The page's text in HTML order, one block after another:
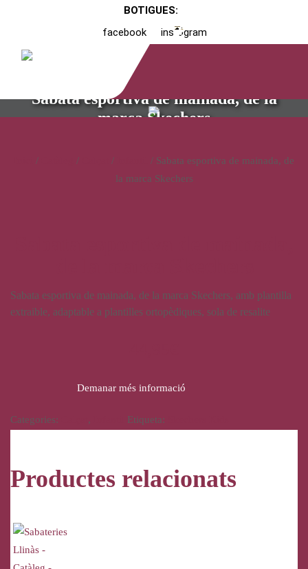
BOTIGUES:
facebook
instagram
Sabata esportiva de mainada, de la
marca Skechers
/ / /
/ Sabata esportiva de mainada, de
la marca Skechers
Sabata esportiva de mainada, de la marca Skechers, amb plantilla
extraible, adaptable a plantilles ortopèdiques, sola de resalite
Demanar més informació
Categories: , Etiqueta:
Productes relacionats